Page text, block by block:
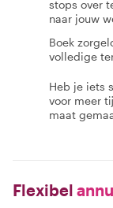
stops over
naar jouw
Boek
volledige
Heb je iets
voor meer
maat
Flexibel